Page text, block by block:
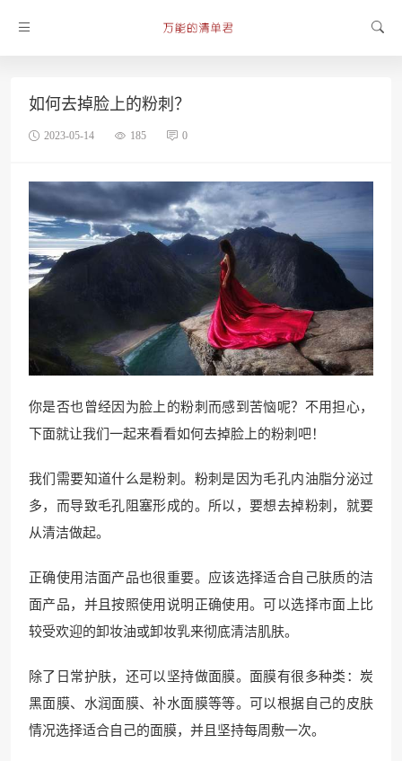
如何去掉脸上的粉刺？
2023-05-14 185 0
你是否也曾经因为脸上的粉刺而感到苦恼呢？不用担心，
下面就让我们一起来看看如何去掉脸上的粉刺吧！
我们需要知道什么是粉刺。粉刺是因为毛孔内油脂分泌过
多，而导致毛孔阻塞形成的。所以，要想去掉粉刺，就要
从清洁做起。
正确使用洁面产品也很重要。应该选择适合自己肤质的洁
面产品，并且按照使用说明正确使用。可以选择市面上比
较受欢迎的卸妆油或卸妆乳来彻底清洁肌肤。
除了日常护肤，还可以坚持做面膜。面膜有很多种类：炭
黑面膜、水润面膜、补水面膜等等。可以根据自己的皮肤
情况选择适合自己的面膜，并且坚持每周敷一次。